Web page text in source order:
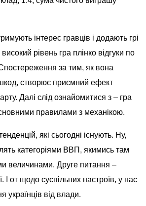
інтерес гравців і додають грі
рівень гра плінко відгуки по
Спостереження за тим, як вона
створює приємний ефект
Далі слід ознайомитися з – гра
правилами з механікою.
які сьогодні існують. Ну,
категоріями ВВП, якимись там
величинами. Друге питання –
І от щодо суспільних настроїв, у нас
українців від влади.